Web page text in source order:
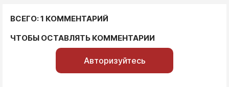
ВСЕГО: 1 КОММЕНТАРИЙ
ЧТОБЫ ОСТАВЛЯТЬ КОММЕНТАРИИ
Авторизуйтесь